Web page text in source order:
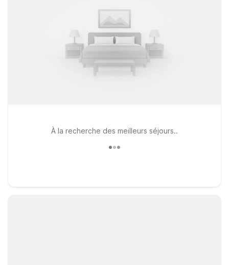
À la recherche des meilleurs séjours..